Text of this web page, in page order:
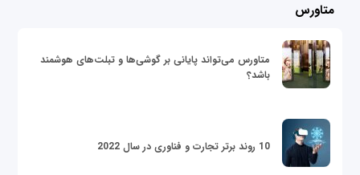
متاورس
متاورس می‌تواند پایانی بر گوشی‌ها و تبلت‌های هوشمند
باشد؟
10 روند برتر تجارت و فناوری در سال 2022